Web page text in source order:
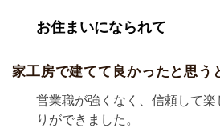
お住まいになられて
家工房で建てて良かったと思う
営業職が強くなく、信頼して楽
りができました。